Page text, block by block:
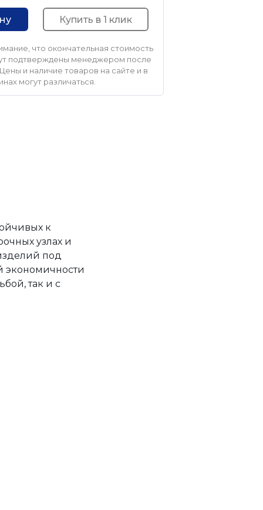
Купить в 1 клик
что окончательная стоимость
подтверждены менеджером после
и наличие товаров на сайте и в
могут различаться.
к
узлах и
под
экономичности
так и с